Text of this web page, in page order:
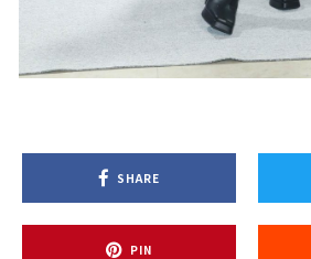
SHARE
PIN